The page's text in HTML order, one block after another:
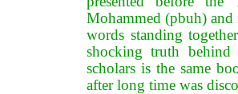
Mohammed (pbuh) and
words standing
shocking truth
scholars is the same
after long time was